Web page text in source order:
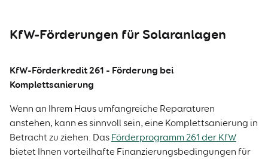
KfW-Förderungen für Solaranlagen
KfW-Förderkredit 261 - Förderung bei
Komplettsanierung
Wenn an Ihrem Haus umfangreiche Reparaturen
anstehen, kann es sinnvoll sein, eine Komplettsanierung in
Betracht zu ziehen. Das Förderprogramm 261 der KfW
bietet Ihnen vorteilhafte Finanzierungsbedingungen für